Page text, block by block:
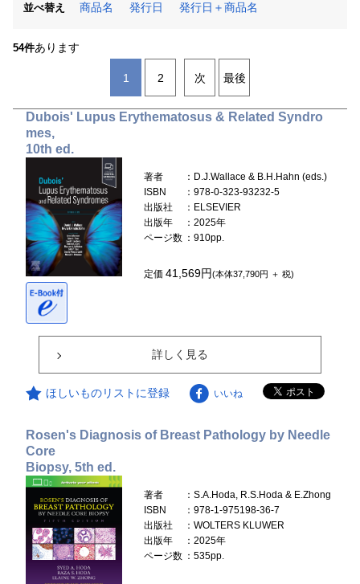
並べ替え 商品名 発行日 発行日＋商品名
54件あります
1 2 次 最後
Dubois' Lupus Erythematosus & Related Syndro
mes,
10th ed.
著者
：D.J.Wallace & B.H.Hahn (eds.)
ISBN
：978-0-323-93232-5
出版社
：ELSEVIER
出版年
：2025年
ページ数 ：910pp.
定価41,569円(本体37,790円 ＋ 税)
詳しく見る
ほしいものリストに登録 いいね
Rosen's Diagnosis of Breast Pathology by Needle
Core
Biopsy, 5th ed.
著者
：S.A.Hoda, R.S.Hoda & E.Zhong
ISBN
：978-1-975198-36-7
出版社
：WOLTERS KLUWER
出版年
：2025年
ページ数 ：535pp.